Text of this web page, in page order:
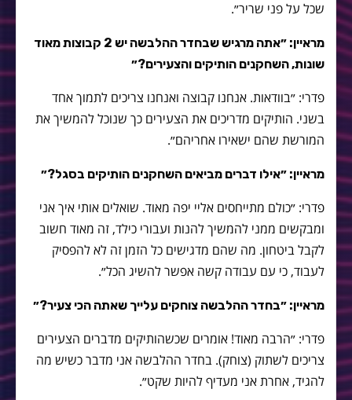
שכל על פני שריר״.
מראיין: ״אתה מרגיש שבחדר ההלבשה יש 2 קבוצות מאוד
שונות, השחקנים הותיקים והצעירים?״
פדרי: ״בוודאות. אנחנו קבוצה ואנחנו צריכים לתמוך אחד
בשני. הותיקים מדריכים את הצעירים כך שנוכל להמשיך את
המורשת שהם ישאירו אחריהם״.
מראיין: ״אילו דברים מביאים השחקנים הותיקים בסגל?״
פדרי: ״כולם מתייחסים אליי יפה מאוד. שואלים אותי איך אני
ומבקשים ממני להמשיך להנות ועבורי כילד, זה מאוד חשוב
לקבל ביטחון. מה שהם מדגישים כל הזמן זה לא להפסיק
לעבוד, כי עם עבודה קשה אפשר להשיג הכל״.
מראיין: ״בחדר ההלבשה צוחקים עלייך שאתה הכי צעיר?״
פדרי: ״הרבה מאוד! אומרים שכשהותיקים מדברים הצעירים
צריכים לשתוק (צוחק). בחדר ההלבשה אני מדבר כשיש מה
להגיד, אחרת אני מעדיף להיות שקט״.